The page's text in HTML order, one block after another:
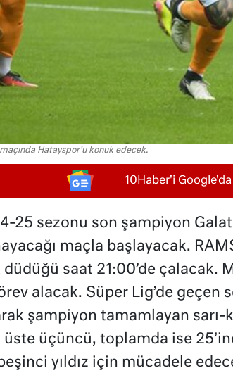
Hatayspor'u konuk edecek.
10Haber'i
25 sezonu son şampiyon
maçla başlayacak.
düdüğü saat 21:00’de çalacak.
alacak. Süper Lig’de geçen
şampiyon tamamlayan sarı-
üçüncü, toplamda ise
yıldız için mücadele